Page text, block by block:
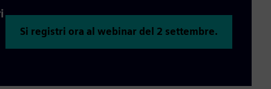
Si registri ora al webinar del 2 settembre.